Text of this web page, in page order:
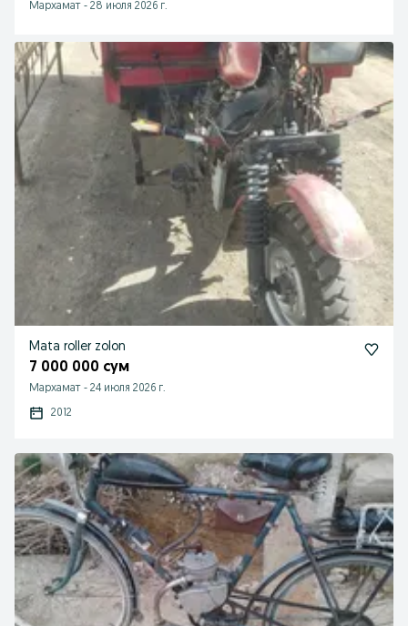
Мархамат - 28 июля 2026 г.
Mata roller zolon
7 000 000 сум
Мархамат - 24 июля 2026 г.
2012